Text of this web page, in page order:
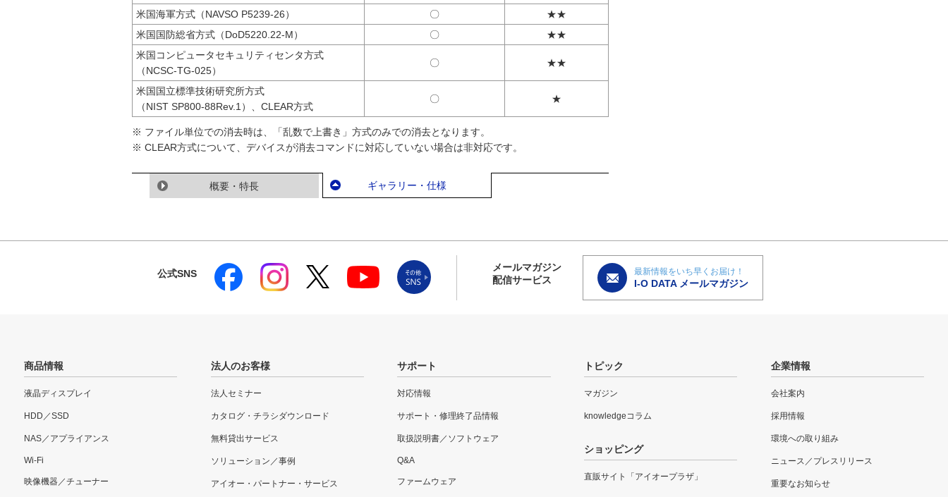
米国海軍方式（NAVSO P5239-26）
〇
★★
米国国防総省方式（DoD5220.22-M）
〇
★★
米国コンピュータセキュリティセンタ方式
（NCSC-TG-025）
〇 ★★
米国国立標準技術研究所方式
（NIST SP800-88Rev.1）、CLEAR方式
〇 ★
※ ファイル単位での消去時は、「乱数で上書き」方式のみでの消去となります。
※ CLEAR方式について、デバイスが消去コマンドに対応していない場合は非対応です。
概要・特長 ギャラリー・仕様
公式SNS
メールマガジン
配信サービス
最新情報をいち早くお届け！
I-O DATA メールマガジン
商品情報
液晶ディスプレイ
HDD／SSD
NAS／アプライアンス
Wi-Fi
映像機器／チューナー
法人のお客様
法人セミナー
カタログ・チラシダウンロード
無料貸出サービス
ソリューション／事例
アイオー・パートナー・サービス
サポート
対応情報
サポート・修理終了品情報
取扱説明書／ソフトウェア
Q&A
ファームウェア
トピック
マガジン
knowledgeコラム
ショッピング
直販サイト「アイオープラザ」
企業情報
会社案内
採用情報
環境への取り組み
ニュース／プレスリリース
重要なお知らせ